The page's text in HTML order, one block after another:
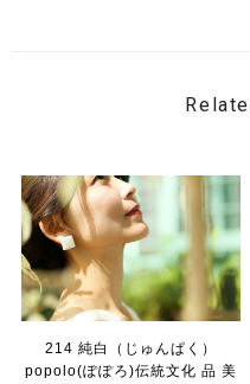
214 純白（じゅんぱく）
popolo(ぽぽろ)伝統文化 品 美